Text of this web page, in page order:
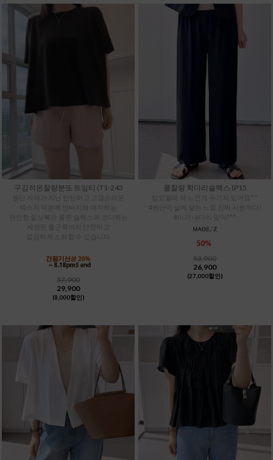
구김적은찰랑분또 트임티 (T1-243
원단 자체가 지닌 탄탄하고 고급스러운
텍스처 덕분에 반바지와 매치하는
편안한 일상복은 물론 슬랙스와 코디하는
세련된 출근룩까지 단정하고
깔끔하게 소화할 수 있습니다
37,900
29,900
(8,000할인)
쿨찰랑 학다리슬랙스 (P15
입었을때 딱 느낀게 두가지 있어요^^
#원단이 살에 닿는 느낌 진짜 시원하다!
#이거 내다리 맞아?^^
53,900
26,900
(27,000할인)